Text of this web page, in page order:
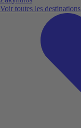
Voir toutes les destinations